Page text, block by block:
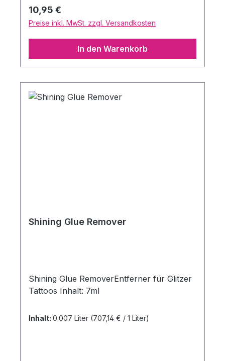
Regulärer Preis:
10,95 €
Preise inkl. MwSt. zzgl. Versandkosten
In den Warenkorb
Shining Glue Remover
Shining Glue RemoverEntferner für Glitzer
Tattoos Inhalt: 7ml
Inhalt: 0.007 Liter (707,14 € / 1 Liter)